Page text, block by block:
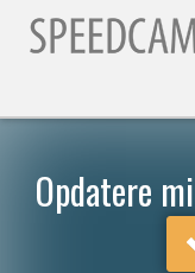
Opdatere